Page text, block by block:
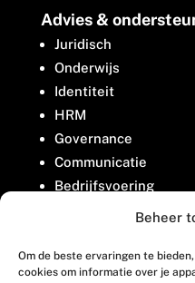
Beheer
Om de beste ervaringen te
cookies om informatie over je
Advies &
Juridisch
Onderwijs
Identiteit
HRM
Governance
Communicatie
Bedrijfsvoering
Belangenbehartiging
Contact